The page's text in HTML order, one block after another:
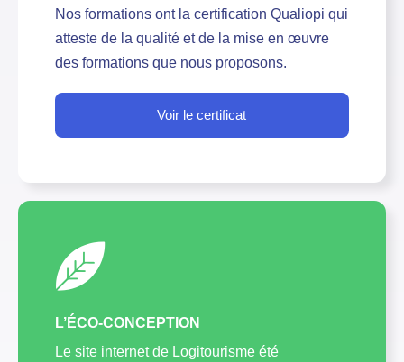
Nos formations ont la certification Qualiopi qui
atteste de la qualité et de la mise en œuvre
des formations que nous proposons.
Voir le certificat
L’ÉCO-CONCEPTION
Le site internet de Logitourisme été